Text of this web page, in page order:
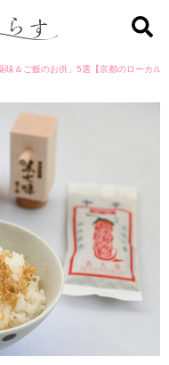
味＆ご飯のお供」5選【京都のローカル